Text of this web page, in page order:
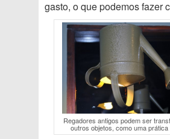
gasto, o que podemos fazer
Regadores antigos podem ser
outros objetos, como uma prática